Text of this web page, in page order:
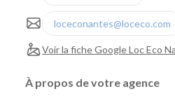
loceconantes@loceco.com
Voir la fiche Google Loc Eco
À propos de votre agence